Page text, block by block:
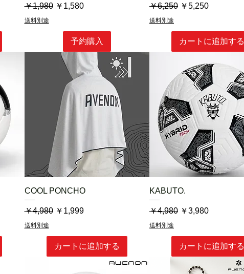
も使われる素材で、国内外から高い評価を受けて
切使わず、環境配慮と倫理的消費にも応える設計
アルテクノロジーです。
一球
の限界と向き合う。
うな鍛錬。
識、そして日本の精神。
の選手へ――
トレ”を進化させます。
通常価格
￥1,980 セール価格
￥1,580
送料別途
予約購入
通常価格
￥6,250 セール価格
￥5,250
送料別途
カートに追加する
クイックビュー
COOL PONCHO
通常価格
￥4,980 セール価格
￥1,999
送料別途
カートに追加する
KABUTO.
通常価格
￥4,980 セール価格
￥3,980
送料別途
カートに追加する